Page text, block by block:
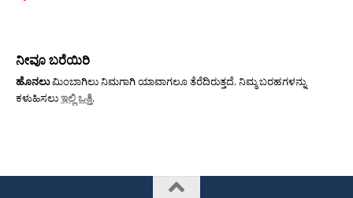
ನೀವೂ ಬರೆಯಿರಿ
ಹೊನಲುಮಿಂಬಾಗಿಲು ನಿಮಗಾಗಿ ಯಾವಾಗಲೂ ತೆರೆದಿರುತ್ತದೆ. ನಿಮ್ಮ ಬರಹಗಳನ್ನು
ಕಳುಹಿಸಲುಇಲ್ಲಿ ಒತ್ತಿ.